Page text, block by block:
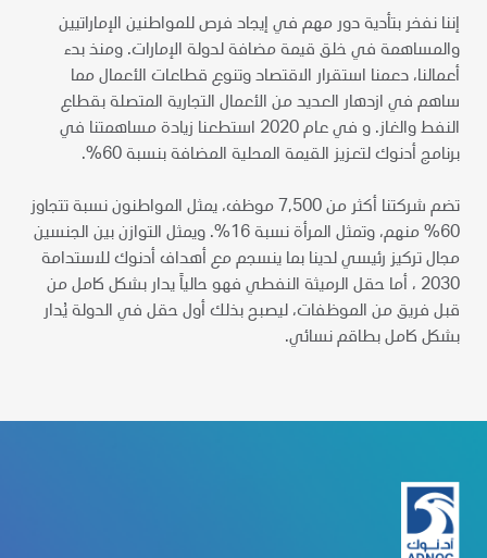
إننا نفخر بتأدية دور مهم في إيجاد فرص للمواطنين الإماراتيين
والمساهمة في خلق قيمة مضافة لدولة الإمارات. ومنذ بدء
أعمالنا، دعمنا استقرار الاقتصاد وتنوع قطاعات الأعمال مما
ساهم في ازدهار العديد من الأعمال التجارية المتصلة بقطاع
النفط والغاز. و في عام 2020 استطعنا زيادة مساهمتنا في
برنامج أدنوك لتعزيز القيمة المحلية المضافة بنسبة 60%.
تضم شركتنا أكثر من 7,500 موظف، يمثل المواطنون نسبة تتجاوز
60% منهم، وتمثل المرأة نسبة 16%. ويمثل التوازن بين الجنسين
مجال تركيز رئيسي لدينا بما ينسجم مع أهداف أدنوك للاستدامة
2030 ، أما حقل الرميثة النفطي فهو حالياً يدار بشكل كامل من
قبل فريق من الموظفات، ليصبح بذلك أول حقل في الدولة يُدار
بشكل كامل بطاقم نسائي.